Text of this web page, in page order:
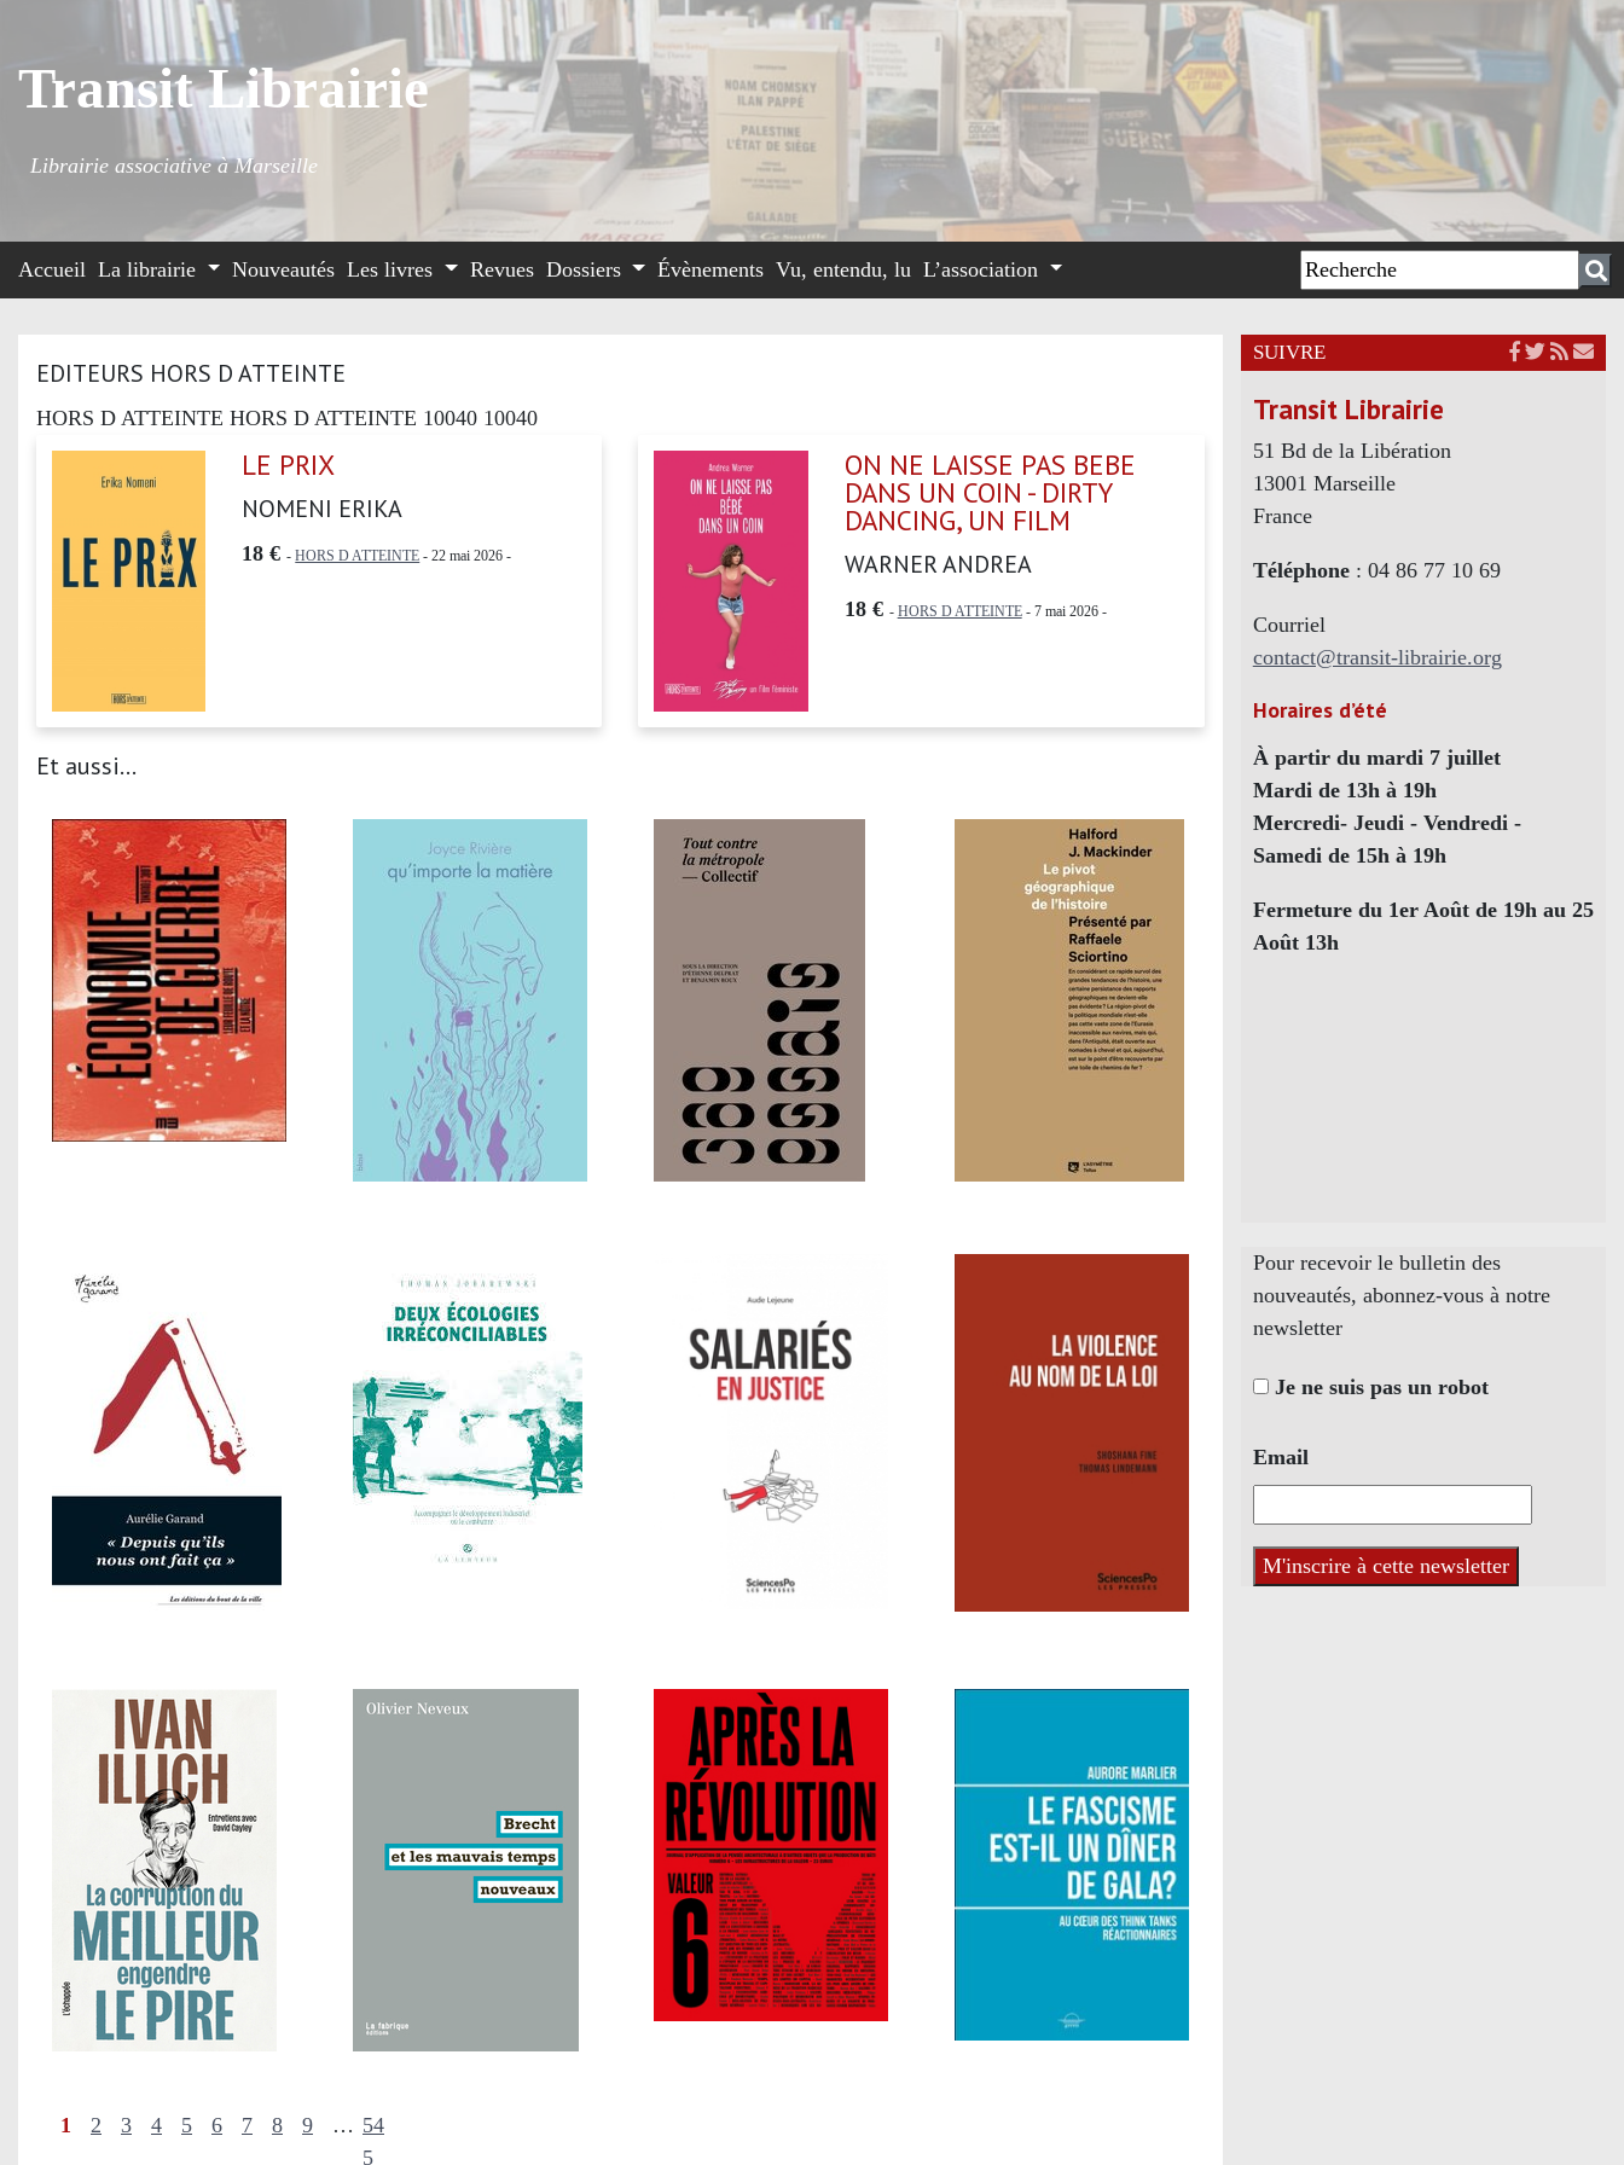
Transit Librairie
Librairie associative à Marseille
Accueil La librairie Nouveautés Les livres Revues Dossiers Évènements Vu, entendu, lu L’association
EDITEURS HORS D ATTEINTE
HORS D ATTEINTE HORS D ATTEINTE 10040 10040
LE PRIX
NOMENI ERIKA
18 € -HORS D ATTEINTE - 22 mai 2026 -
ON NE LAISSE PAS BEBE
DANS UN COIN - DIRTY
DANCING, UN FILM
WARNER ANDREA
18 € - HORS D ATTEINTE- 7 mai 2026 -
Et aussi...
1 2 3 4 5 6 7 8 9 … 54
5
SUIVRE
Transit Librairie
51 Bd de la Libération
13001 Marseille
France
Téléphone: 04 86 77 10 69
Courriel
contact@transit-librairie.org
Horaires d’été
À partir du mardi 7 juillet
Mardi de 13h à 19h
Mercredi- Jeudi - Vendredi -
Samedi de 15h à 19h
Fermeture du 1er Août de 19h au 25
Août 13h
Pour recevoir le bulletin des
nouveautés, abonnez-vous à notre
newsletter
Je ne suis pas un robot
Email